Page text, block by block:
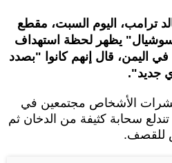
ترامب، اليوم السبت، مقطع
يظهر لحظة استهداف
اليمن، قال إنهم كانوا "بصدد
جديد".
الأشخاص مجتمعين في
سحابة كثيفة من الدخان ثم
للقصف.